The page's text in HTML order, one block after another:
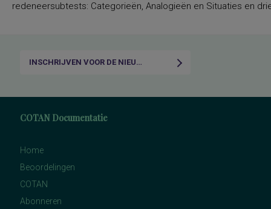
redeneersubtests: Categorieën, Analogieën en Situaties en
INSCHRIJVEN VOOR DE NIEUWSBRIEF
COTAN Documentatie
Home
Beoordelingen
COTAN
Abonneren